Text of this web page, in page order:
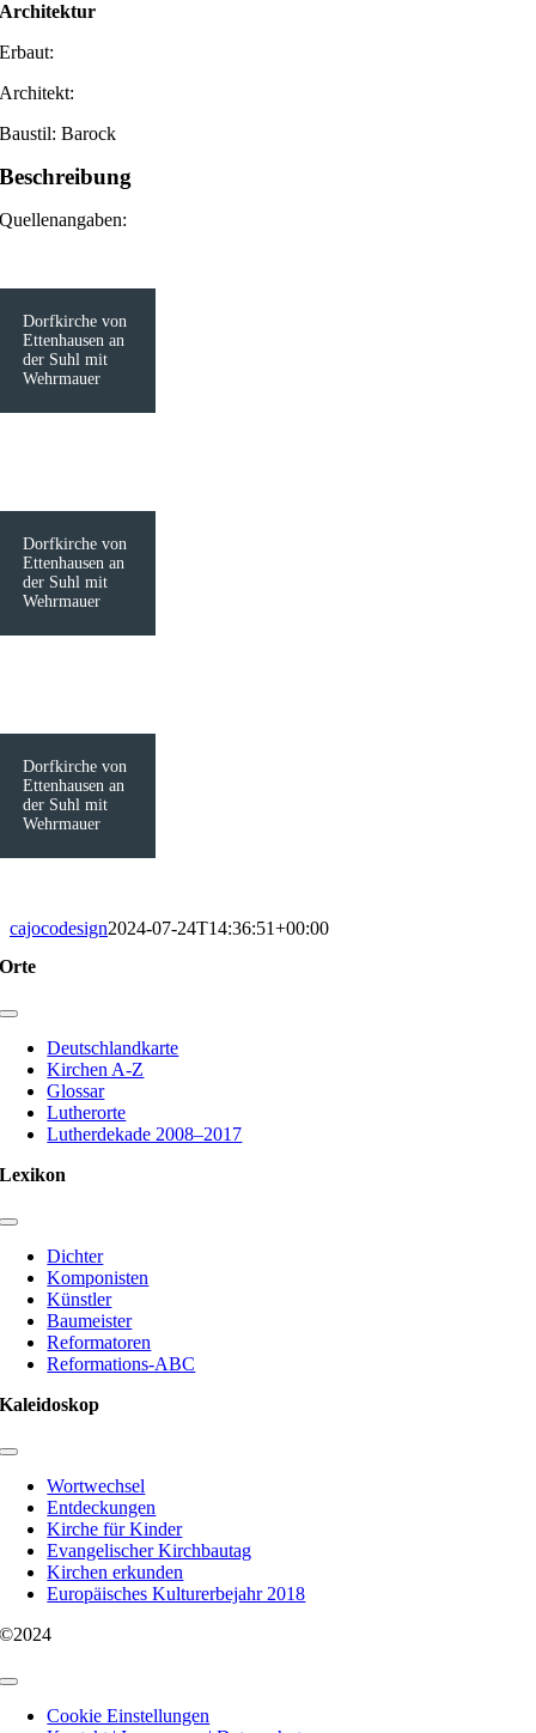
Architektur
Erbaut:
Architekt:
Baustil: Barock
Beschreibung
Quellenangaben:
Dorfkirche von
Ettenhausen an
der Suhl mit
Wehrmauer
Dorfkirche von
Ettenhausen an
der Suhl mit
Wehrmauer
Dorfkirche von
Ettenhausen an
der Suhl mit
Wehrmauer
cajocodesign2024-07-24T14:36:51+00:00
Orte
Toggle
NavigationDeutschlandkarte
Kirchen A-Z
Glossar
Lutherorte
Lutherdekade 2008–2017
Lexikon
Toggle
Navigation
Dichter
Komponisten
Künstler
Baumeister
Reformatoren
Reformations-ABC
Kaleidoskop
Toggle
NavigationWortwechsel
Entdeckungen
Kirche für Kinder
Evangelischer Kirchbautag
Kirchen erkunden
Europäisches Kulturerbejahr 2018
©2024
Toggle
NavigationCookie Einstellungen